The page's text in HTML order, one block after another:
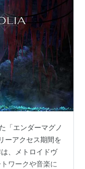
「エンダーマグノ
ーアクセス期間を
、メトロイドヴ
ワークや音楽に